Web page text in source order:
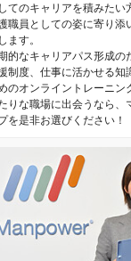
てのキャリアを積みたい
職員としての姿に寄り添
ます。
的なキャリアパス形成の
制度、仕事に活かせる知
のオンライントレーニン
りな職場に出会うなら、
を是非お選びください！